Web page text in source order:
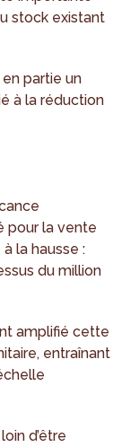
stock existant
partie un
à la réduction
pour la vente
la hausse :
du million
amplifié cette
entraînant
d’être